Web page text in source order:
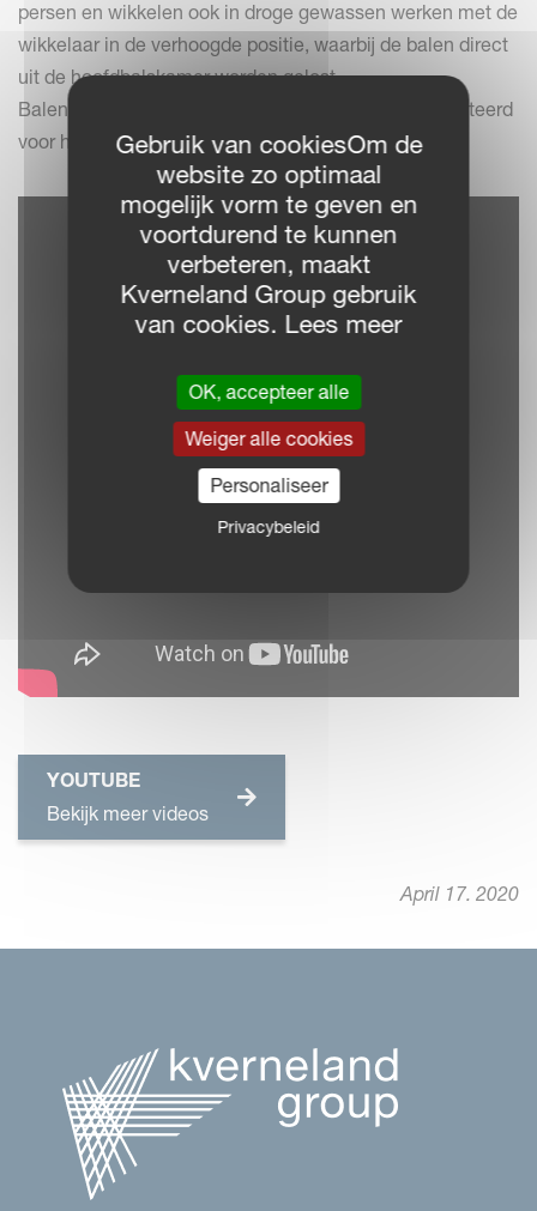
persen en wikkelen ook in droge gewassen werken met de
wikkelaar in de verhoogde positie, waarbij de balen direct
uit de hoofdbalskamer worden gelost.
Balen in de hoofdkamer kunnen ook worden geselecteerd
voor het persen van zeer droge gewassen zoals stro.
YOUTUBE
Bekijk meer videos
April 17. 2020
Gebruik van cookiesOm de
website zo optimaal
mogelijk vorm te geven en
voortdurend te kunnen
verbeteren, maakt
Kverneland Group gebruik
van cookies. Lees meer
OK, accepteer alle
Weiger alle cookies
Personaliseer
Privacybeleid